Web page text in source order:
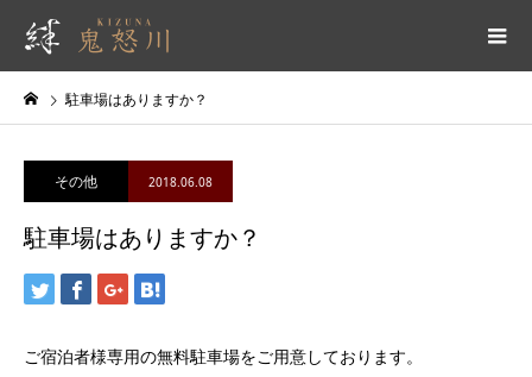
駐車場はありますか？
その他 2018.06.08
駐車場はありますか？
ご宿泊者様専用の無料駐車場をご用意しております。